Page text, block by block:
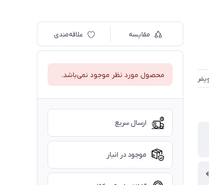
مقایسه علاقه‌مندی
محصول مورد نظر موجود نمی‌باشد.
ارسال سریع
موجود در انبار